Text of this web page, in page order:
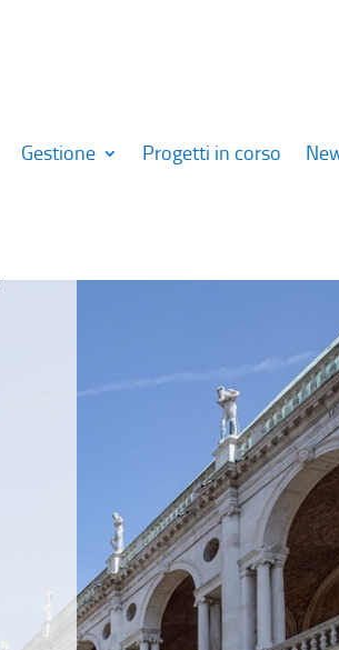
Gestione Progetti in corso